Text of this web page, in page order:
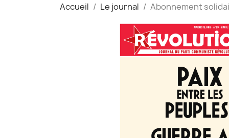
Accueil Le journal Abonnement